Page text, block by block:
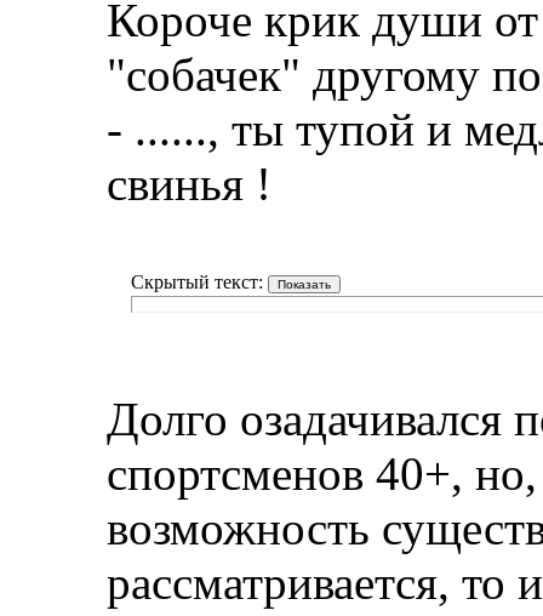
Короче крик души от
"собачек" другому
- ......, ты тупой и
свинья !
Скрытый текст:
Долго озадачивался
спортсменов 40+,
возможность
рассматривается,